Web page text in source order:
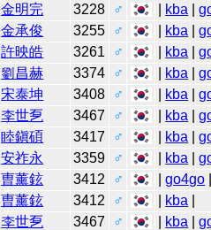
金明完 3228 ♂ kba |
金承俊 3255 ♂ kba |
許映皓 3261 ♂ kba |
劉昌赫 3374 ♂ kba |
宋泰坤 3408 ♂ kba |
李世乭 3467 ♂ kba |
睦鎭碩 3417 ♂ kba |
安祚永 3359 ♂ kba |
曺薰鉉 3412 ♂ |go4go
曺薰鉉 3412 ♂ kba
李世乭 3467 ♂ kba |